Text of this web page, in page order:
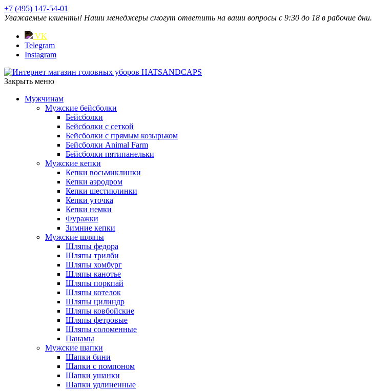
+7 (495) 147-54-01
Уважаемые клиенты! Наши менеджеры смогут ответить на ваши вопросы с 9:30 до 18 в рабочие дни.
VK
Telegram
Instagram
Закрыть меню
Мужчинам
Мужские бейсболки
Бейсболки
Бейсболки с сеткой
Бейсболки с прямым козырьком
Бейсболки Animal Farm
Бейсболки пятипанельки
Мужские кепки
Кепки восьмиклинки
Кепки аэродром
Кепки шестиклинки
Кепки уточка
Кепки немки
Фуражки
Зимние кепки
Мужские шляпы
Шляпы федора
Шляпы трилби
Шляпы хомбург
Шляпы канотье
Шляпы поркпай
Шляпы котелок
Шляпы цилиндр
Шляпы ковбойские
Шляпы фетровые
Шляпы соломенные
Панамы
Мужские шапки
Шапки бини
Шапки с помпоном
Шапки ушанки
Шапки удлиненные